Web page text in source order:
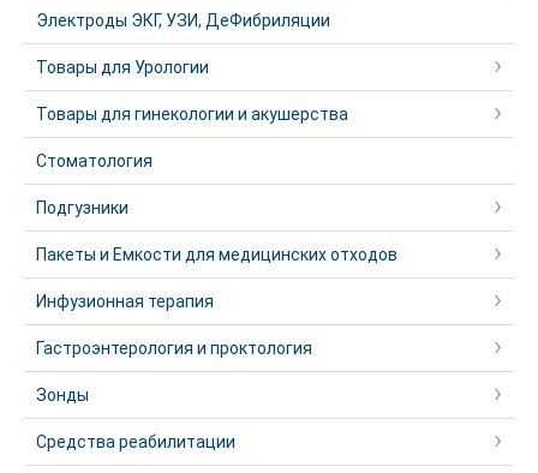
Электроды ЭКГ, УЗИ, ДеФибриляции
Товары для Урологии
Товары для гинекологии и акушерства
Стоматология
Подгузники
Пакеты и Емкости для медицинских отходов
Инфузионная терапия
Гастроэнтерология и проктология
Зонды
Средства реабилитации